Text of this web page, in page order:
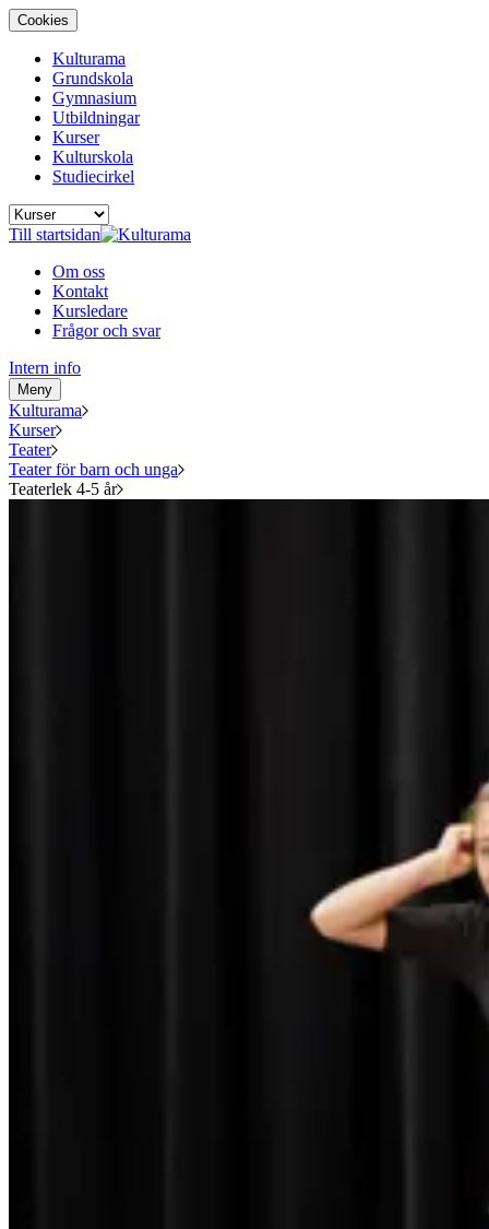
Cookies
Kulturama
Grundskola
Gymnasium
Utbildningar
Kurser
Kulturskola
Studiecirkel
Till startsidan
Om oss
Kontakt
Kursledare
Frågor och svar
Intern info
Meny
Kulturama
Kurser
Teater
Teater för barn och unga
Teaterlek 4-5 år